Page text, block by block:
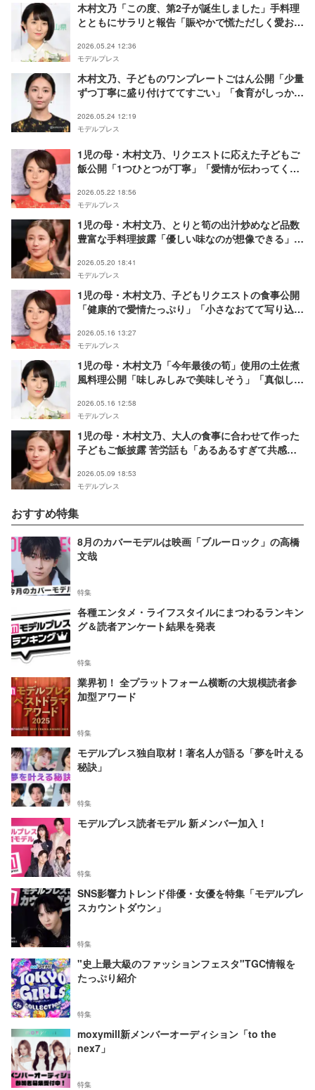
木村文乃「この度、第2子が誕生しました」手料理
とともにサラリと報告「賑やかで慌ただしく愛おし
産
2026.05.24 12:36
モデルプレス
木村文乃、子どものワンプレートごはん公開「少量
ずつ丁寧に盛り付けててすごい」「食育がしっかり
2026.05.24 12:19
モデルプレス
1児の母・木村文乃、リクエストに応えた子どもご
飯公開「1つひとつが丁寧」「愛情が伝わってく
2026.05.22 18:56
モデルプレス
1児の母・木村文乃、とりと筍の出汁炒めなど品数
豊富な手料理披露「優しい味なのが想像できる」
2026.05.20 18:41
モデルプレス
1児の母・木村文乃、子どもリクエストの食事公開
「健康的で愛情たっぷり」「小さなおてて写り込ん
2026.05.16 13:27
モデルプレス
1児の母・木村文乃「今年最後の筍」使用の土佐煮
風料理公開「味しみしみで美味しそう」「真似した
2026.05.16 12:58
モデルプレス
1児の母・木村文乃、大人の食事に合わせて作った
子どもご飯披露 苦労話も「あるあるすぎて共感」
2026.05.09 18:53
モデルプレス
おすすめ特集
8月のカバーモデルは映画「ブルーロック」の高橋
文哉
特集
各種エンタメ・ライフスタイルにまつわるランキン
グ＆読者アンケート結果を発表
特集
業界初！ 全プラットフォーム横断の大規模読者参
加型アワード
特集
モデルプレス独自取材！著名人が語る「夢を叶える
秘訣」
特集
モデルプレス読者モデル 新メンバー加入！
特集
SNS影響力トレンド俳優・女優を特集「モデルプレ
スカウントダウン」
特集
"史上最大級のファッションフェスタ"TGC情報を
たっぷり紹介
特集
moxymill新メンバーオーディション「to the
nex7」
特集